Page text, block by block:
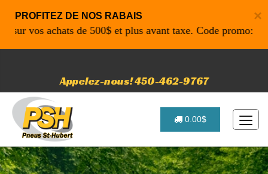
×
PROFITEZ DE NOS RABAIS
achats de 500$ et plus avant taxe. Code promo: P4616
Appelez-nous! 450-462-9767
0.00$